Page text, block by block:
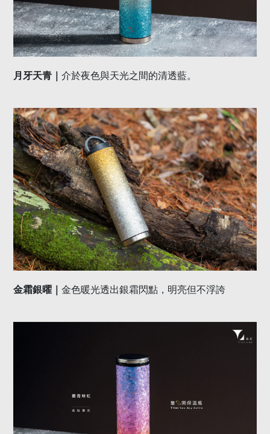
月牙天青｜ 介於夜色與天光之間的清透藍。
金霜銀曜｜ 金色暖光透出銀霜閃點，明亮但不浮誇